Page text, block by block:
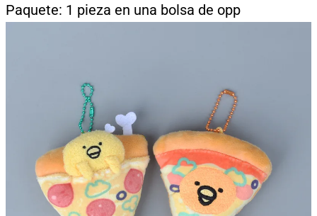
Paquete: 1 pieza en una bolsa de opp